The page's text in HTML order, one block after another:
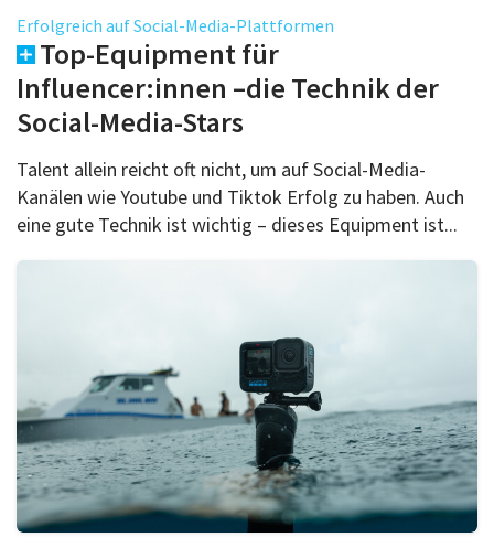
Erfolgreich auf Social-Media-Plattformen
Top-Equipment für
Influencer:innen –die Technik der
Social-Media-Stars
Talent allein reicht oft nicht, um auf Social-Media-
Kanälen wie Youtube und Tiktok Erfolg zu haben. Auch
eine gute Technik ist wichtig – dieses Equipment ist...